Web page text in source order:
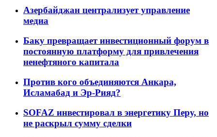
Азербайджан централизует управление
медиа
Баку превращает инвестиционный форум в
постоянную платформу для привлечения
ненефтяного капитала
Против кого объединяются Анкара,
Исламабад и Эр-Рияд?
SOFAZ инвестировал в энергетику Перу, но
не раскрыл сумму сделки